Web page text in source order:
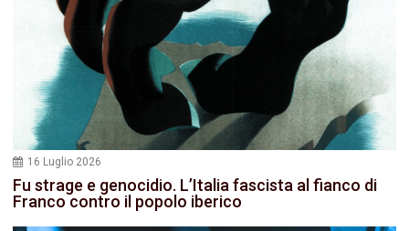
16 Luglio 2026
Fu strage e genocidio. L’Italia fascista al fianco di
Franco contro il popolo iberico